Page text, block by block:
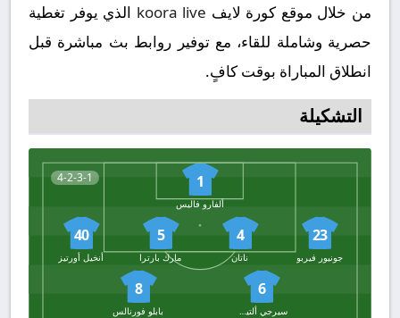
من خلال موقع كورة لايف koora live الذي يوفر تغطية
حصرية وشاملة للقاء، مع توفير روابط بث مباشرة قبل
انطلاق المباراة بوقت كافٍ.
التشكيلة
4-2-3-1 1
ألفارو فاليس
23
جونيور فيربو
4
ناتان
5
مارك بارترا
40
أنخيل أورتيز
6
سيرجي ألتيميرا
8
بابلو فورنالس